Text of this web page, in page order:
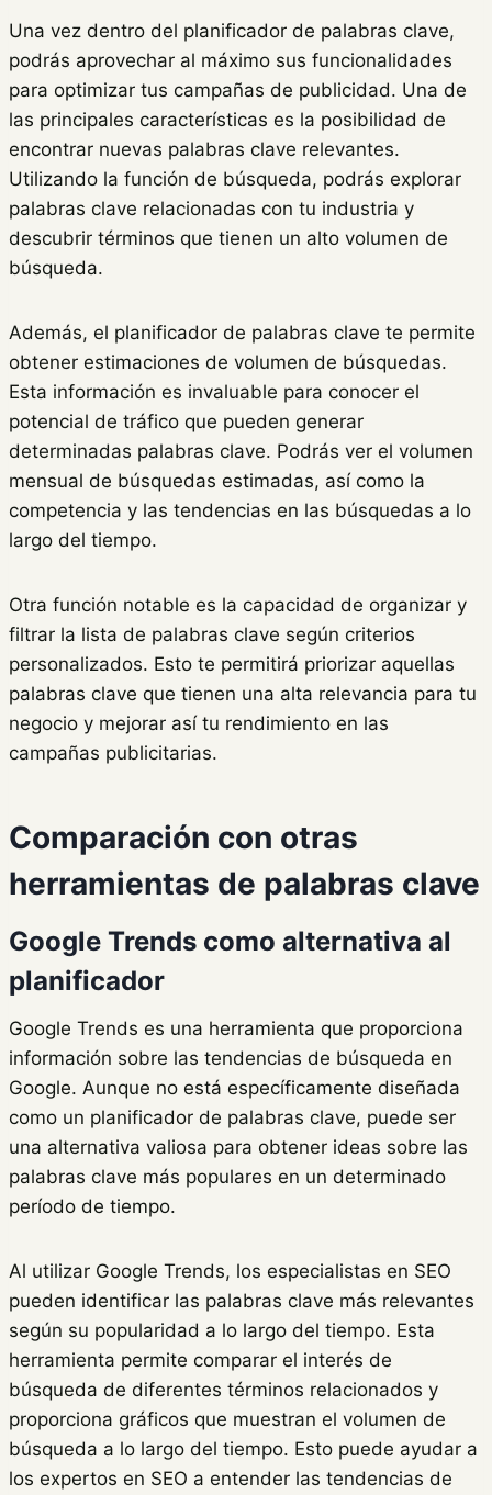
Una vez dentro del planificador de palabras clave,
podrás aprovechar al máximo sus funcionalidades
para optimizar tus campañas de publicidad. Una de
las principales características es la posibilidad de
encontrar nuevas palabras clave relevantes.
Utilizando la función de búsqueda, podrás explorar
palabras clave relacionadas con tu industria y
descubrir términos que tienen un alto volumen de
búsqueda.
Además, el planificador de palabras clave te permite
obtener estimaciones de volumen de búsquedas.
Esta información es invaluable para conocer el
potencial de tráfico que pueden generar
determinadas palabras clave. Podrás ver el volumen
mensual de búsquedas estimadas, así como la
competencia y las tendencias en las búsquedas a lo
largo del tiempo.
Otra función notable es la capacidad de organizar y
filtrar la lista de palabras clave según criterios
personalizados. Esto te permitirá priorizar aquellas
palabras clave que tienen una alta relevancia para tu
negocio y mejorar así tu rendimiento en las
campañas publicitarias.
Comparación con otras
herramientas de palabras clave
Google Trends como alternativa al
planificador
Google Trends es una herramienta que proporciona
información sobre las tendencias de búsqueda en
Google. Aunque no está específicamente diseñada
como un planificador de palabras clave, puede ser
una alternativa valiosa para obtener ideas sobre las
palabras clave más populares en un determinado
período de tiempo.
Al utilizar Google Trends, los especialistas en SEO
pueden identificar las palabras clave más relevantes
según su popularidad a lo largo del tiempo. Esta
herramienta permite comparar el interés de
búsqueda de diferentes términos relacionados y
proporciona gráficos que muestran el volumen de
búsqueda a lo largo del tiempo. Esto puede ayudar a
los expertos en SEO a entender las tendencias de